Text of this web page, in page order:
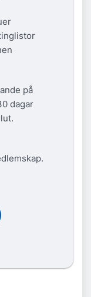
på
dagar